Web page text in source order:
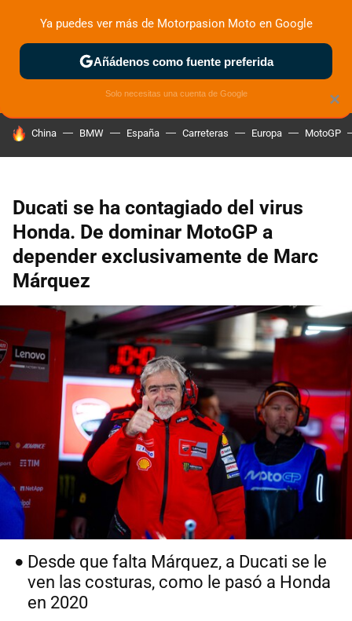
ZONA DE PRUEBAS DEPORTIVAS MOTOS ELÉCTRICAS
HOY SE HABLA DE
China BMW España Carreteras Europa MotoGP
Ducati se ha contagiado del virus
Honda. De dominar MotoGP a
depender exclusivamente de Marc
Márquez
Desde que falta Márquez, a Ducati se le
ven las costuras, como le pasó a Honda
en 2020
×
Ya puedes ver más de Motorpasion Moto en Google
Añádenos como fuente preferida
Solo necesitas una cuenta de Google